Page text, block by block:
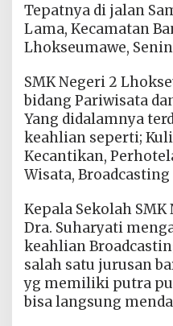
Tepatnya di jalan
Lama, Kecamatan
Lhokseumawe,
SMK Negeri 2
bidang Pariwisata
Yang didalamnya
keahlian seperti;
Kecantikan,
Wisata,
Kepala Sekolah
Dra. Suharyati
keahlian
salah satu jurusan
yg memiliki putra
bisa langsung